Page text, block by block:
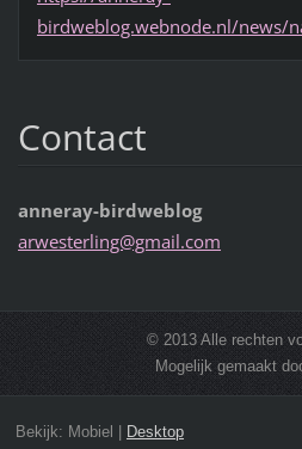
birdweblog.webnode.nl/news/
Contact
anneray-birdweblog
arwesterling@gmail.com
© 2013 Alle rechten
Mogelijk gemaakt
Bekijk: Mobiel Desktop